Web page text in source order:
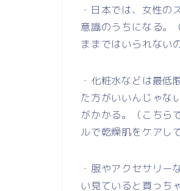
・日本では、女性
意識のうちになる。
ままではいられない
・化粧水などは最
た方がいいんじゃな
がかかる。（こちら
ルで乾燥肌をケアし
・服やアクセサリ
い見ていると買っち